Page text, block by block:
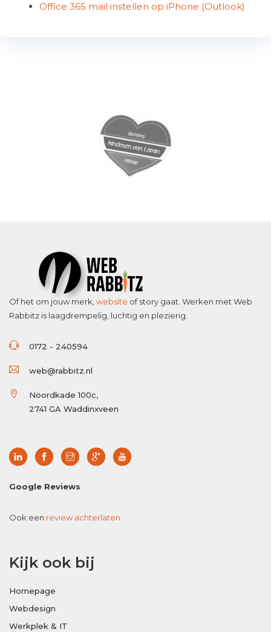
Office 365 mail instellen op iPhone (Outlook)
Of het om jouw merk, website of story gaat. Werken met Web
Rabbitz is laagdrempelig, luchtig en plezierig.
0172 - 240594
web@rabbitz.nl
Noordkade 100c,
2741 GA Waddinxveen
Google Reviews
Ook een review achterlaten
Kijk ook bij
Homepage
Webdesign
Werkplek & IT